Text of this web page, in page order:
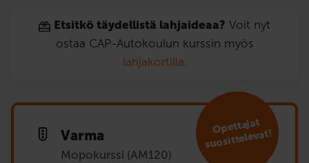
Etsitkö täydellistä lahjaideaa? Voit nyt
ostaa CAP-Autokoulun kurssin myös
lahjakortilla.
Varma
Mopokurssi (AM120)
Opet­tajat
suosit­televat!